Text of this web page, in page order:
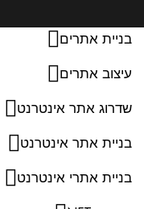
בניית אתרים
עיצוב אתרים
שדרוג אתר אינטרנט
בניית אתר אינטרנט
בניית אתרי אינטרנט